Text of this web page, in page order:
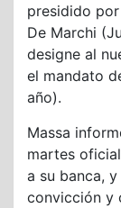
presidido
De Marchi
designe al
el mandato
año).
Massa
martes
a su banca,
convicción y